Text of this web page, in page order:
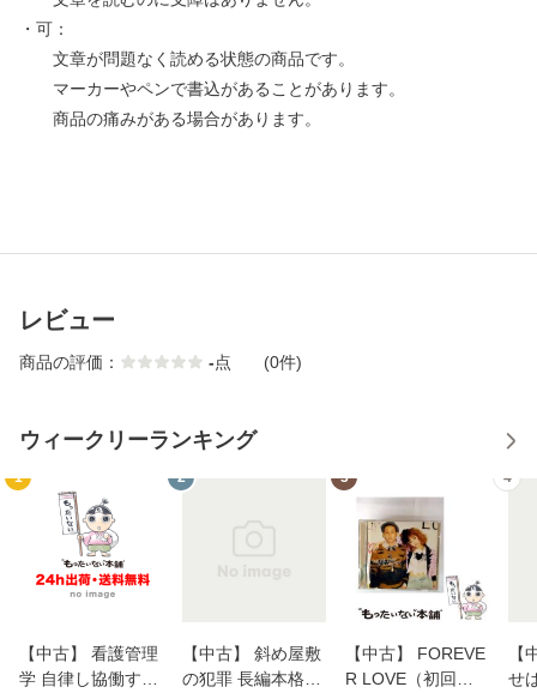
・可：
文章が問題なく読める状態の商品です。
マーカーやペンで書込があることがあります。
商品の痛みがある場合があります。
レビュー
商品の評価： -点 (0件)
ウィークリーランキング
1
【中古】 看護管理
学 自律し協働する
2
【中古】 斜め屋敷
の犯罪 長編本格推
3
【中古】 FOREVE
R LOVE（初回生
4
【
せ